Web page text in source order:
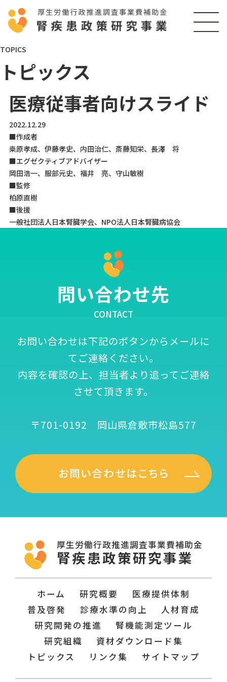
TOPICS
トピックス
医療従事者向けスライド
2022.12.29
■作成者
桒原孝成、伊藤孝史、内田治仁、斎藤知栄、長澤 将
■エグゼクティブアドバイザー
岡田浩一、服部元史、福井 亮、守山敏樹
■監修
柏原直樹
■後援
一般社団法人日本腎臓学会、NPO法人日本腎臓病協会
問い合わせ先
CONTACT
お問い合わせは下記のボタンからメールに
てご連絡ください。
内容を確認の上、担当者より追ってご連絡
させて頂きます。
〒701-0192 岡山県倉敷市松島577
厚生労働行政推進調査事業費補助金
腎疾患政策研究事業
ホーム 研究概要
医療提供体制
普及啓発
診療水準の向上
人材育成
研究開発の推進
腎機能測定ツール
研究組織
資材ダウンロード集
トピックス
リンク集 サイトマップ